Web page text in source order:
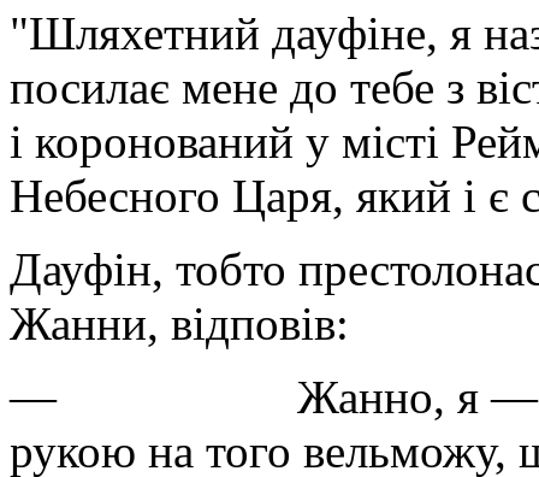
"Шляхетний дауфіне, я
посилає мене до тебе з
і коронований у місті
Небесного Царя, який і є
Дауфін, тобто
Жанни, відповів:
— Жанно, я — не
рукою на того вельможу,